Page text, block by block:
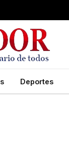
Deportes